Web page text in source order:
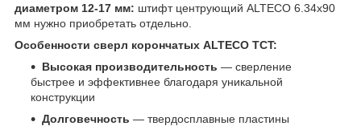
диаметром 12-17 мм: штифт центрующий ALTECO 6.34х90
мм нужно приобретать отдельно.
Особенности сверл корончатых ALTECO TCT:
Высокая производительность — сверление
быстрее и эффективнее благодаря уникальной
конструкции
Долговечность — твердосплавные пластины